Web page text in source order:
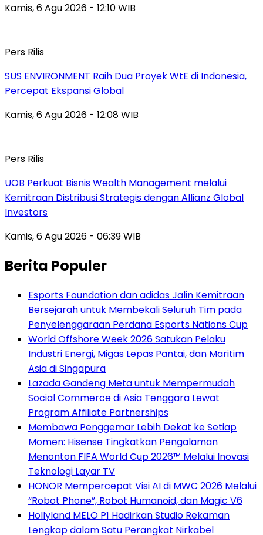
Kamis, 6 Agu 2026 - 12:10 WIB
Pers Rilis
SUS ENVIRONMENT Raih Dua Proyek WtE di Indonesia,
Percepat Ekspansi Global
Kamis, 6 Agu 2026 - 12:08 WIB
Pers Rilis
UOB Perkuat Bisnis Wealth Management melalui
Kemitraan Distribusi Strategis dengan Allianz Global
Investors
Kamis, 6 Agu 2026 - 06:39 WIB
Berita Populer
Esports Foundation dan adidas Jalin Kemitraan
Bersejarah untuk Membekali Seluruh Tim pada
Penyelenggaraan Perdana Esports Nations Cup
World Offshore Week 2026 Satukan Pelaku
Industri Energi, Migas Lepas Pantai, dan Maritim
Asia di Singapura
Lazada Gandeng Meta untuk Mempermudah
Social Commerce di Asia Tenggara Lewat
Program Affiliate Partnerships
Membawa Penggemar Lebih Dekat ke Setiap
Momen: Hisense Tingkatkan Pengalaman
Menonton FIFA World Cup 2026™ Melalui Inovasi
Teknologi Layar TV
HONOR Mempercepat Visi AI di MWC 2026 Melalui
“Robot Phone”, Robot Humanoid, dan Magic V6
Hollyland MELO P1 Hadirkan Studio Rekaman
Lengkap dalam Satu Perangkat Nirkabel